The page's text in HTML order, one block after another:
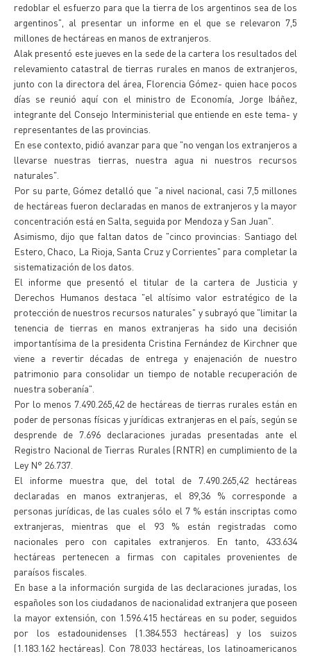
redoblar el esfuerzo para que la tierra de los argentinos sea de los
argentinos", al presentar un informe en el que se relevaron 7,5
millones de hectáreas en manos de extranjeros.
Alak presentó este jueves en la sede de la cartera los resultados del
relevamiento catastral de tierras rurales en manos de extranjeros,
junto con la directora del área, Florencia Gómez- quien hace pocos
días se reunió aquí con el ministro de Economía, Jorge Ibáñez,
integrante del Consejo Interministerial que entiende en este tema- y
representantes de las provincias.
En ese contexto, pidió avanzar para que "no vengan los extranjeros a
llevarse nuestras tierras, nuestra agua ni nuestros recursos
naturales".
Por su parte, Gómez detalló que "a nivel nacional, casi 7,5 millones
de hectáreas fueron declaradas en manos de extranjeros y la mayor
concentración está en Salta, seguida por Mendoza y San Juan".
Asimismo, dijo que faltan datos de "cinco provincias: Santiago del
Estero, Chaco, La Rioja, Santa Cruz y Corrientes" para completar la
sistematización de los datos.
El informe que presentó el titular de la cartera de Justicia y
Derechos Humanos destaca "el altísimo valor estratégico de la
protección de nuestros recursos naturales" y subrayó que "limitar la
tenencia de tierras en manos extranjeras ha sido una decisión
importantísima de la presidenta Cristina Fernández de Kirchner que
viene a revertir décadas de entrega y enajenación de nuestro
patrimonio para consolidar un tiempo de notable recuperación de
nuestra soberanía".
Por lo menos 7.490.265,42 de hectáreas de tierras rurales están en
poder de personas físicas y jurídicas extranjeras en el país, según se
desprende de 7.696 declaraciones juradas presentadas ante el
Registro Nacional de Tierras Rurales (RNTR) en cumplimiento de la
Ley N° 26.737.
El informe muestra que, del total de 7.490.265,42 hectáreas
declaradas en manos extranjeras, el 89,36 % corresponde a
personas jurídicas, de las cuales sólo el 7 % están inscriptas como
extranjeras, mientras que el 93 % están registradas como
nacionales pero con capitales extranjeros. En tanto, 433.634
hectáreas pertenecen a firmas con capitales provenientes de
paraísos fiscales.
En base a la información surgida de las declaraciones juradas, los
españoles son los ciudadanos de nacionalidad extranjera que poseen
la mayor extensión, con 1.596.415 hectáreas en su poder, seguidos
por los estadounidenses (1.384.553 hectáreas) y los suizos
(1.183.162 hectáreas). Con 78.033 hectáreas, los latinoamericanos